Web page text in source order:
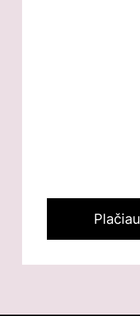
Plačiau